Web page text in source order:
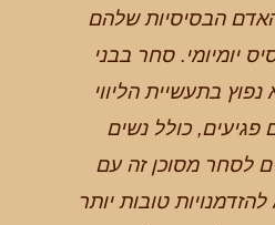
האדם הבסיסיות שלהם
יומיומי. סחר בבני
בתעשיית הליווי
פגיעים, כולל נשים
לסחר מסוכן זה עם
טובות יותר